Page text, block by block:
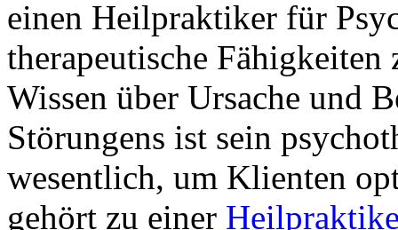
einen Heilpraktiker für
therapeutische
Wissen über Ursache und
Störungens ist sein
wesentlich, um Klienten
gehört zu einer